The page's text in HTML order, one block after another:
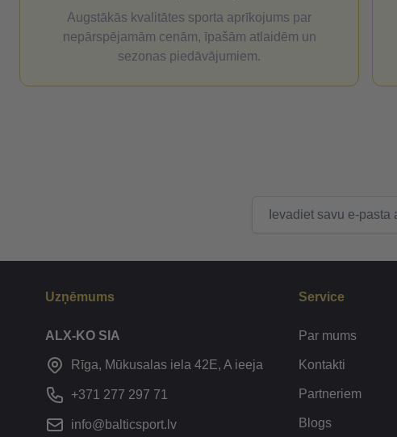
Augstākās kvalitātes sporta aprīkojums par
nepārspējamām cenām, īpašām atlaidēm un
sezonas piedāvājumiem.
Uzņēmums
ALX-KO SIA
Rīga, Mūkusalas iela 42E, A ieeja
+371 277 297 71
info@balticsport.lv
Service
Par mums
Kontakti
Partneriem
Blogs